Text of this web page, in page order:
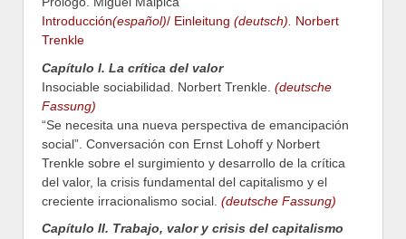
Introducción(español)/ Einleitung (deutsch). Norbert
Trenkle
Capítulo I. La crítica del valor
Insociable sociabilidad. Norbert Trenkle. (deutsche
Fassung)
“Se necesita una nueva perspectiva de emancipación
social”. Conversación con Ernst Lohoff y Norbert
Trenkle sobre el surgimiento y desarrollo de la crítica
del valor, la crisis fundamental del capitalismo y el
creciente irracionalismo social. (deutsche Fassung)
Capítulo II. Trabajo, valor y crisis del capitalismo